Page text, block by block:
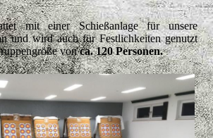
mit einer Schießanlage für unsere
und wird auch für Festlichkeiten genutzt
vonca. 120 Personen.